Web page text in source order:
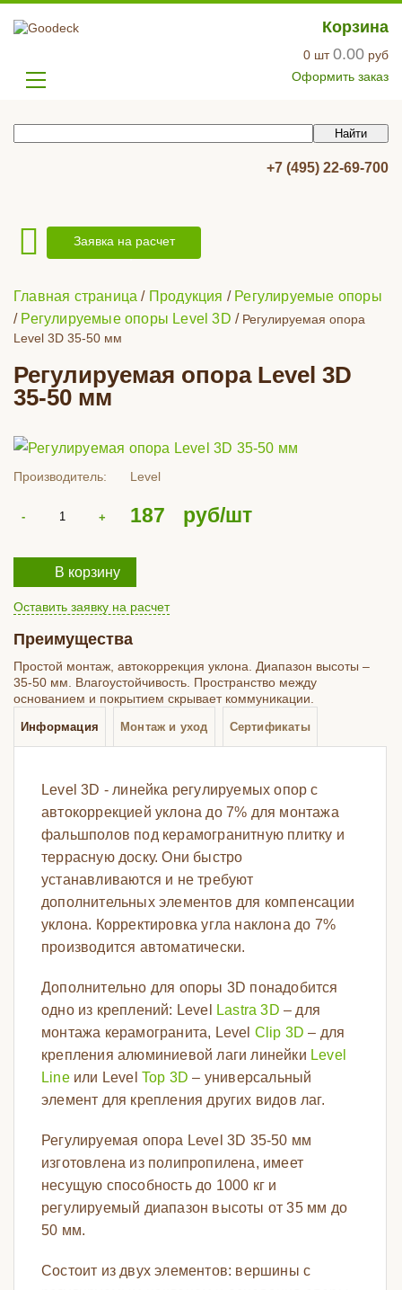
Корзина
0 шт0.00 руб
Оформить заказ
+7 (495) 22-69-700
Заявка на расчет
Главная страница / Продукция / Регулируемые опоры
/ Регулируемые опоры Level 3D / Регулируемая опора
Level 3D 35-50 мм
Регулируемая опора Level 3D
35-50 мм
Производитель: Level
187 руб/шт
В корзину
Оставить заявку на расчет
Преимущества
Простой монтаж, автокоррекция уклона. Диапазон высоты –
35-50 мм. Влагоустойчивость. Пространство между
основанием и покрытием скрывает коммуникации.
Информация Монтаж и уход Сертификаты
Level 3D - линейка регулируемых опор с
автокоррекцией уклона до 7% для монтажа
фальшполов под керамогранитную плитку и
террасную доску. Они быстро
устанавливаются и не требуют
дополнительных элементов для компенсации
уклона. Корректировка угла наклона до 7%
производится автоматически.
Дополнительно для опоры 3D понадобится
одно из креплений: Level
Lastra 3D – для
монтажа керамогранита, Level Clip 3D – для
крепления алюминиевой лаги линейки Level
Lineили LevelTop 3D – универсальный
элемент для крепления других видов лаг.
Регулируемая опора Level 3D 35-50 мм
изготовлена из полипропилена, имеет
несущую способность до 1000 кг и
регулируемый диапазон высоты от 35 мм до
50 мм.
Состоит из двух элементов: вершины с